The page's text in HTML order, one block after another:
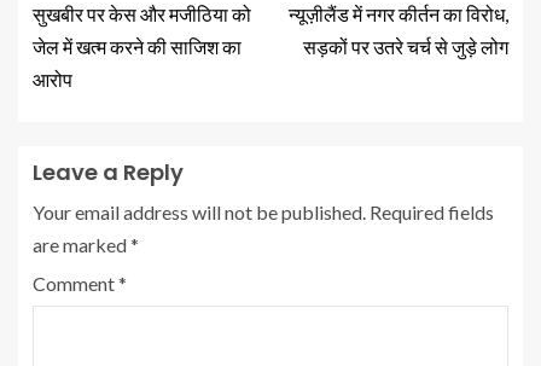
सुखबीर पर केस और मजीठिया को
जेल में खत्म करने की साजिश का
आरोप
न्यूज़ीलैंड में नगर कीर्तन का विरोध,
सड़कों पर उतरे चर्च से जुड़े लोग
Leave a Reply
Your email address will not be published. Required fields
are marked*
Comment*